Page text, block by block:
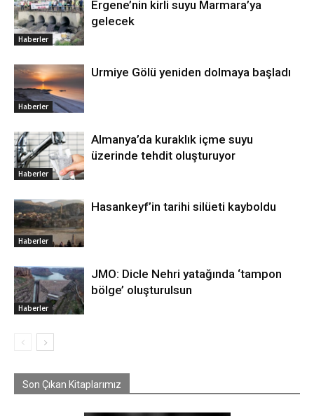
Haberler
Ergene’nin kirli suyu Marmara’ya
gelecek
Haberler
Urmiye Gölü yeniden dolmaya başladı
Haberler
Almanya’da kuraklık içme suyu
üzerinde tehdit oluşturuyor
Haberler
Hasankeyf’in tarihi silüeti kayboldu
Haberler
JMO: Dicle Nehri yatağında ‘tampon
bölge’ oluşturulsun
Son Çıkan Kitaplarımız